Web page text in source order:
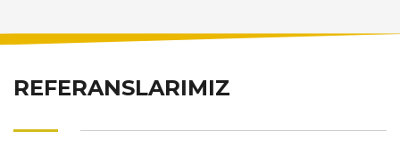
REFERANSLARIMIZ